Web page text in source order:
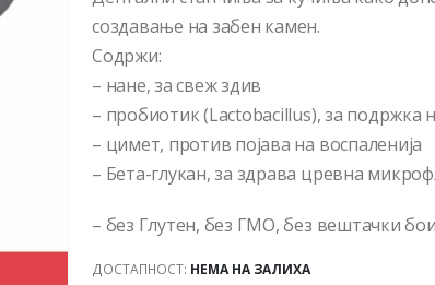
создавање на забен камен.
Содржи:
– нане, за свеж здив
– пробиотик (Lactobacillus), за подржка
– цимет, против појава на воспаленија
– Бета-глукан, за здрава цревна
– без Глутен, без ГМО, без вештачки
ДОСТАПНОСТ: НЕМА НА ЗАЛИХА